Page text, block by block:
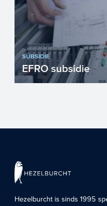
SUBSIDIE
EFRO subsidie
de
Hezelburcht is sinds 1995